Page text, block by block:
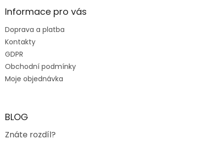
aInformace pro vás
Doprava a platba
Kontakty
GDPR
Obchodní podmínky
Moje objednávka
BLOG
Znáte rozdíl?